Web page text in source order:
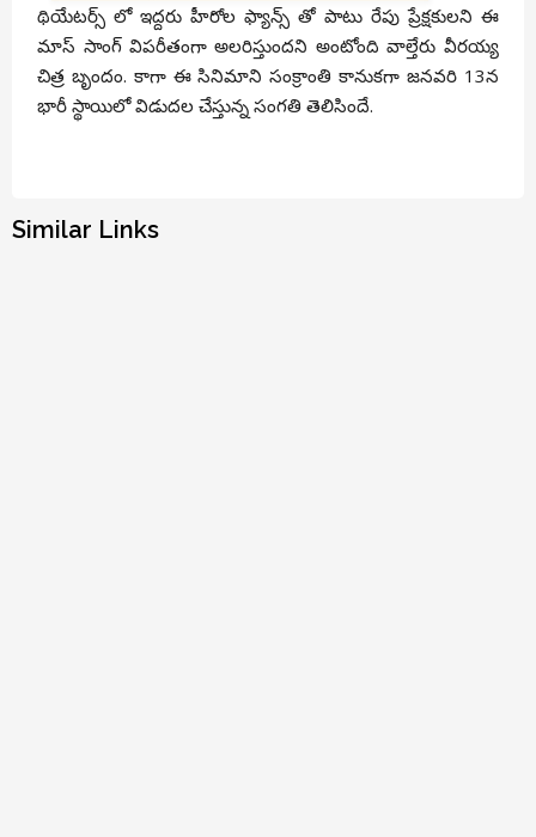
థియేటర్స్ లో ఇద్దరు హీరోల ఫ్యాన్స్ తో పాటు రేపు ప్రేక్షకులని ఈ
మాస్ సాంగ్ విపరీతంగా అలరిస్తుందని అంటోంది వాల్తేరు వీరయ్య
చిత్ర బృందం. కాగా ఈ సినిమాని సంక్రాంతి కానుకగా జనవరి 13న
భారీ స్థాయిలో విడుదల చేస్తున్న సంగతి తెలిసిందే.
Similar Links